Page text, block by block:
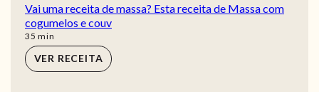
Vai uma receita de massa? Esta receita de Massa com
cogumelos e couv
35 min
min
VER RECEITA